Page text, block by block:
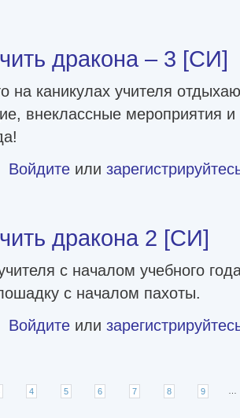
дракона – 3 [СИ]
на каникулах учителя
внеклассные мероприятия
приручить дракона – 3 [СИ]
Войдите или
дракона 2 [СИ]
с началом учебного
с началом пахоты.
приручить дракона 2 [СИ]
Войдите или
4 5 6 7 8 9 …